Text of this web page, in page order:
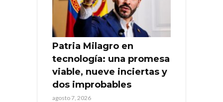
Patria Milagro en
tecnología: una promesa
viable, nueve inciertas y
dos improbables
agosto 7, 2026